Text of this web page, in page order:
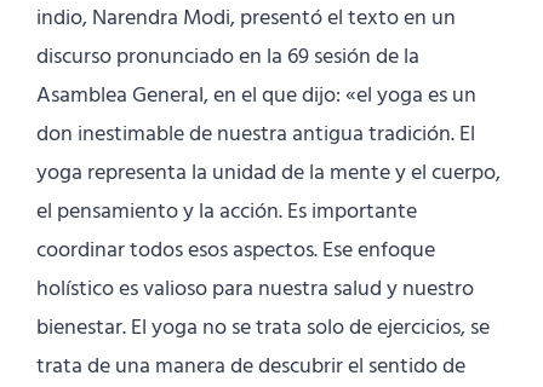
indio, Narendra Modi, presentó el texto en un
discurso pronunciado en la 69 sesión de la
Asamblea General, en el que dijo: «el yoga es un
don inestimable de nuestra antigua tradición. El
yoga representa la unidad de la mente y el cuerpo,
el pensamiento y la acción. Es importante
coordinar todos esos aspectos. Ese enfoque
holístico es valioso para nuestra salud y nuestro
bienestar. El yoga no se trata solo de ejercicios, se
trata de una manera de descubrir el sentido de